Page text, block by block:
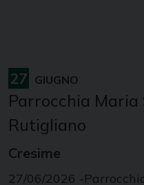
27 GIUGNO
Parrocchia Maria
Rutigliano
Cresime
27/06/2026 -